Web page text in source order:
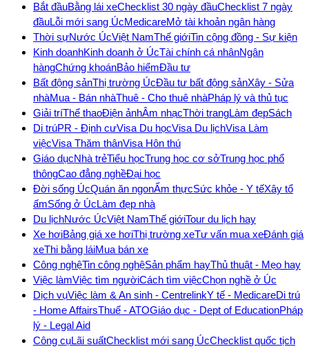
Bắt đầuBằng lái xeChecklist 30 ngày đầuChecklist 7 ngày
đầuLỗi mới sang ÚcMedicareMở tài khoản ngân hàng
Thời sựNước ÚcViệt NamThế giớiTin cộng đồng - Sự kiện
Kinh doanhKinh doanh ở ÚcTài chính cá nhânNgân
hàngChứng khoánBảo hiểmĐầu tư
Bất động sảnThị trường ÚcĐầu tư bất động sảnXây - Sửa
nhàMua - Bán nhàThuê - Cho thuê nhàPháp lý và thủ tục
Giải tríThể thaoĐiện ảnhÂm nhạcThời trangLàm đẹpSách
Di trúPR - Định cưVisa Du họcVisa Du lịchVisa Làm
việcVisa Thăm thânVisa Hôn thú
Giáo dụcNhà trẻTiểu họcTrung học cơ sởTrung học phổ
thôngCao đẳng nghềĐại học
Đời sống ÚcQuán ăn ngonẨm thựcSức khỏe - Y tếXây tổ
ấmSống ở ÚcLàm đẹp nhà
Du lịchNước ÚcViệt NamThế giớiTour du lịch hay
Xe hơiBảng giá xe hơiThị trường xeTư vấn mua xeĐánh giá
xeThi bằng láiMua bán xe
Công nghệTin công nghệSản phẩm hayThủ thuật - Mẹo hay
Việc làmViệc tìm ngườiCách tìm việcChọn nghề ở Úc
Dịch vụViệc làm & An sinh - CentrelinkY tế - MedicareDi trú
- Home AffairsThuế - ATOGiáo dục - Dept of EducationPháp
lý - Legal Aid
Công cụLãi suấtChecklist mới sang ÚcChecklist quốc tịch